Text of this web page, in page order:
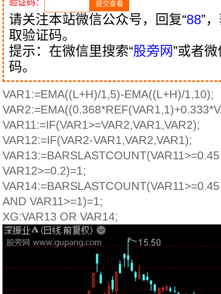
验证码：
请关注本站微信公众号，回复“88”
取验证码。
提示：在微信里搜索“股旁网 ”或者
码。
VAR1:=EMA((L+H)/1,5)-EMA((L+H)/1,10);
VAR11:=IF(VAR1>=VAR2,VAR1,VAR2);
VAR12:=IF(VAR2-VAR1,VAR2,VAR1);
VAR12>=0.2)=1;
AND VAR11>=1)=1;
XG:VAR13 OR VAR14;